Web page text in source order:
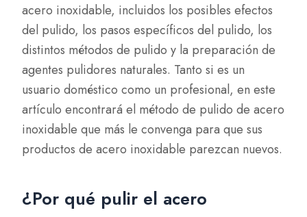
acero inoxidable, incluidos los posibles efectos
del pulido, los pasos específicos del pulido, los
distintos métodos de pulido y la preparación de
agentes pulidores naturales. Tanto si es un
usuario doméstico como un profesional, en este
artículo encontrará el método de pulido de acero
inoxidable que más le convenga para que sus
productos de acero inoxidable parezcan nuevos.
¿Por qué pulir el acero